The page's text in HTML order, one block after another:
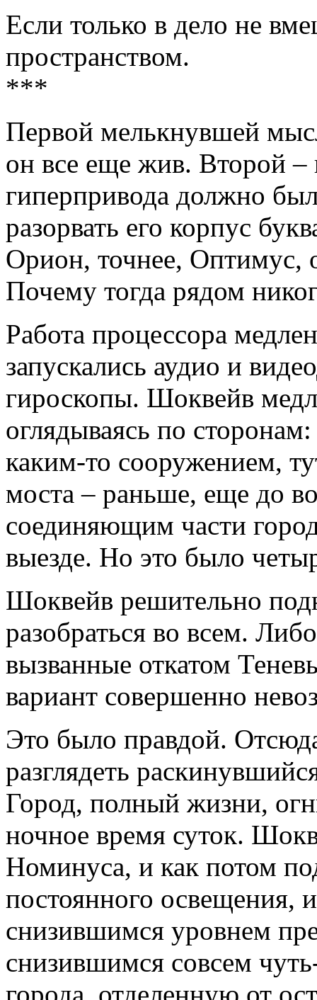
Если только в дело не
пространством.
***
Первой мелькнувшей
он все еще жив. Второй
гиперпривода должно
разорвать его корпус
Орион, точнее, Оптимус,
Почему тогда рядом
Работа процессора
запускались аудио и
гироскопы. Шоквейв
оглядываясь по
каким-то сооружением,
моста – раньше, еще до
соединяющим части
выезде. Но это было
Шоквейв решительно
разобраться во всем.
вызванные откатом
вариант совершенно
Это было правдой.
разглядеть
Город, полный жизни,
ночное время суток.
Номинуса, и как потом
постоянного освещения,
снизившимся уровнем
снизившимся совсем
города, отделенную от